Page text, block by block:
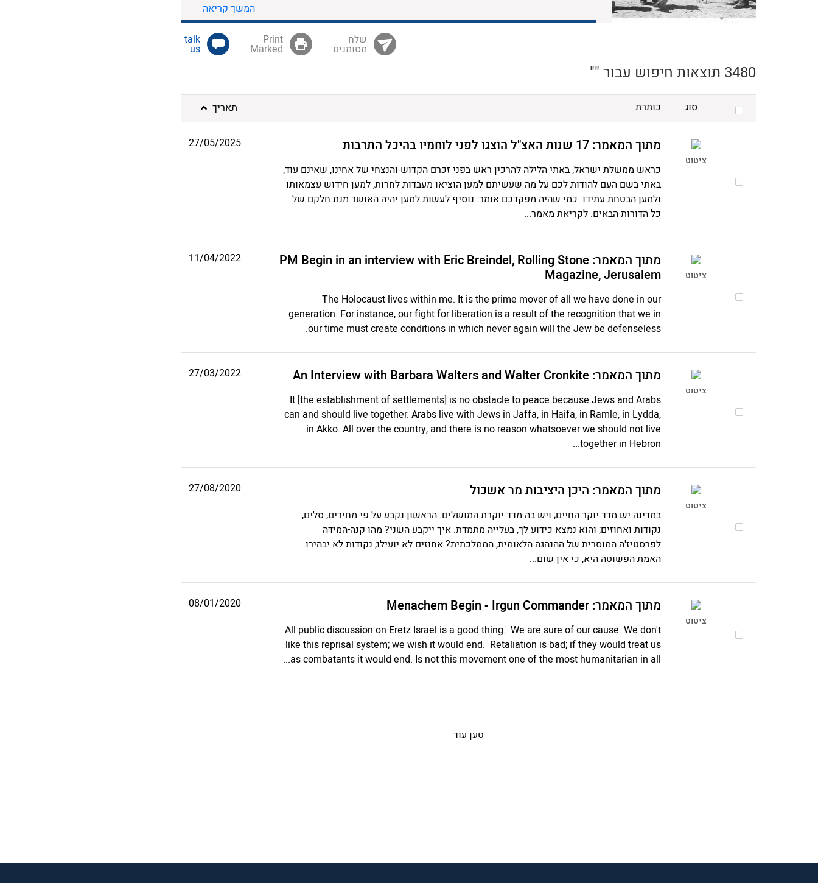
המשך קריאה
3480 תוצאות חיפוש עבור ""
מסומנים Marked
us
סוג כותרת תאריך
ציטוט
מתוך המאמר: 17 שנות האצ"ל הוצגו לפני לוחמיו בהיכל התרבות
כראש ממשלת ישראל, באתי הלילה להרכין ראש בפני זכרם הקדוש והנצחי של אחינו, שאינם עוד,
באתי בשם העם להודות לכם על מה שעשיתם למען הוציאו מעבדות לחרות, למען חידוש עצמאותו
ולמען הבטחת עתידו. כמי שהיה מפקדכם אומר: נוסיף לעשות למען יהיה האושר מנת חלקם של
כל הדורות הבאים. לקריאת מאמר...
27/05/2025
ציטוט
מתוך המאמר: PM Begin in an interview with Eric Breindel, Rolling Stone
Magazine, Jerusalem
The Holocaust lives within me. It is the prime mover of all we have done in our
generation. For instance, our fight for liberation is a result of the recognition that we in
our time must create conditions in which never again will the Jew be defenseless.
11/04/2022
ציטוט
מתוך המאמר: An Interview with Barbara Walters and Walter Cronkite
It [the establishment of settlements] is no obstacle to peace because Jews and Arabs
can and should live together. Arabs live with Jews in Jaffa, in Haifa, in Ramle, in Lydda,
in Akko. All over the country, and there is no reason whatsoever we should not live
together in Hebron...
27/03/2022
ציטוט
מתוך המאמר: היכן היציבות מר אשכול
במדינה יש מדד יוקר החיים; ויש בה מדד יוקרת המושלים. הראשון נקבע על פי מחירים, סלים,
נקודות ואחוזים; והוא נמצא כידוע לך, בעלייה מתמדת. איך ייקבע השני? מהו קנה-המידה
לפרסטיז'ה המוסרית של ההנהגה הלאומית, הממלכתית? אחוזים לא יועילו; נקודות לא יבהירו.
האמת הפשוטה היא, כי אין שום...
27/08/2020
ציטוט
מתוך המאמר: Menachem Begin - Irgun Commander
All public discussion on Eretz Israel is a good thing. We are sure of our cause. We don't
like this reprisal system; we wish it would end. Retaliation is bad; if they would treat us
as combatants it would end. Is not this movement one of the most humanitarian in all...
08/01/2020
טען עוד